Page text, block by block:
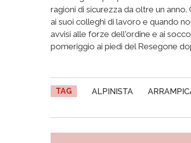
ragioni di sicurezza da oltre un
ai suoi colleghi di lavoro e quando
avvisi alle forze dell'ordine e ai
pomeriggio ai piedi del Resegone
TAG ALPINISTA